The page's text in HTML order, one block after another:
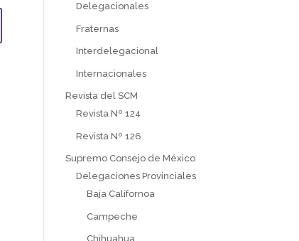
Delegacionales
Fraternas
Interdelegacional
Internacionales
Revista del SCM
Revista Nº 124
Revista Nº 126
Supremo Consejo de México
Delegaciones Provinciales
Baja Californoa
Campeche
Chihuahua